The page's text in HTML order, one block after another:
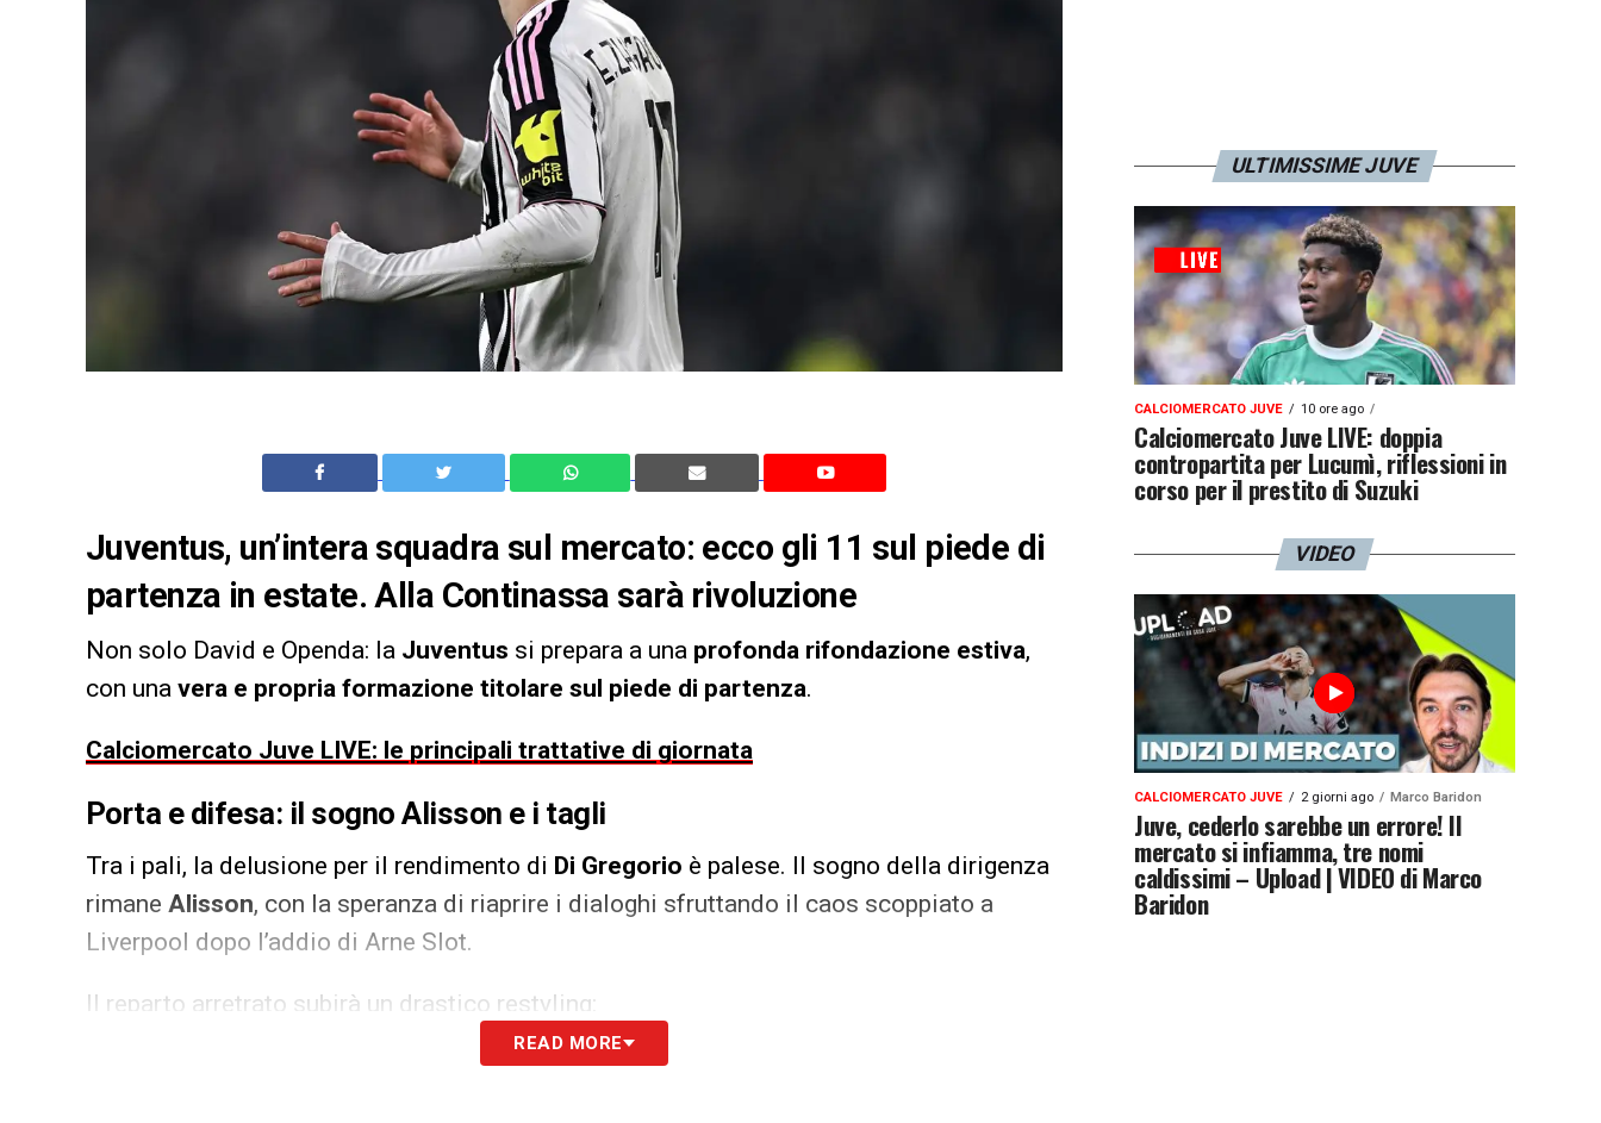
Juventus, un’intera squadra sul mercato: ecco gli 11 sul piede di
partenza in estate. Alla Continassa sarà rivoluzione
Non solo David e Openda: la Juventus si prepara a una profonda rifondazione estiva,
con una vera e propria formazione titolare sul piede di partenza.
Calciomercato Juve LIVE: le principali trattative di giornata
Porta e difesa: il sogno Alisson e i tagli
Tra i pali, la delusione per il rendimento di Di Gregorio è palese. Il sogno della dirigenza
rimane Alisson, con la speranza di riaprire i dialoghi sfruttando il caos scoppiato a
Liverpool dopo l’addio di Arne Slot.
Il reparto arretrato subirà un drastico restyling:
rischia di essere il sacrificato d’oro per questioni di bilancio, complice la mancata
READ MORE
ULTIMISSIME JUVE
CALCIOMERCATO JUVE 10 ore ago
Calciomercato Juve LIVE: doppia
contropartita per Lucumì, riflessioni in
corso per il prestito di Suzuki
VIDEO
CALCIOMERCATO JUVE 2 giorni ago Marco Baridon
Juve, cederlo sarebbe un errore! Il
mercato si infiamma, tre nomi
caldissimi – Upload | VIDEO di Marco
Baridon